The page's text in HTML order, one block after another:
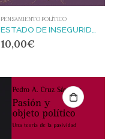
PENSAMIENTO POLÍTICO
10,00€